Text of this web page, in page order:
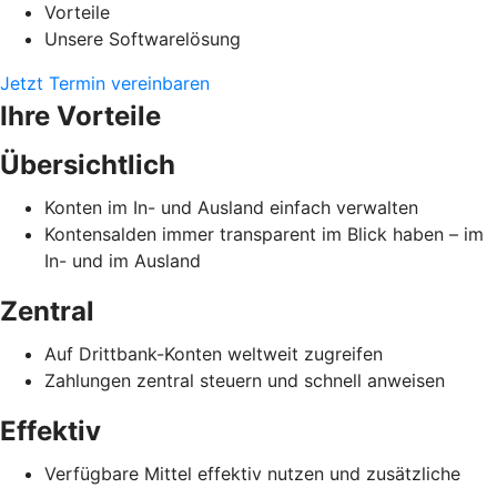
Vorteile
Unsere Softwarelösung
Jetzt Termin vereinbaren
Ihre Vorteile
Übersichtlich
Konten im In- und Ausland einfach verwalten
Kontensalden immer transparent im Blick haben – im
In- und im Ausland
Zentral
Auf Drittbank-Konten weltweit zugreifen
Zahlungen zentral steuern und schnell anweisen
Effektiv
Verfügbare Mittel effektiv nutzen und zusätzliche